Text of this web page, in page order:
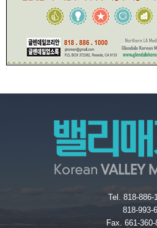
Tel. 818-886-
818-993-
Fax. 661-360-